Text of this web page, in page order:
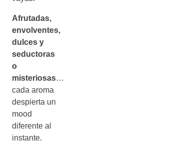
Afrutadas,
envolventes,
dulces y
seductoras
o
misteriosas…
cada aroma
despierta un
mood
diferente al
instante.